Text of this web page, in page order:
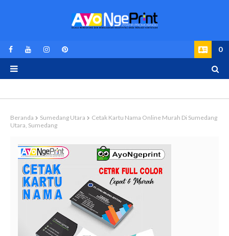
0
Beranda Sumedang Utara
Cetak Kartu Nama Online Murah Di Sumedang
Utara, Sumedang